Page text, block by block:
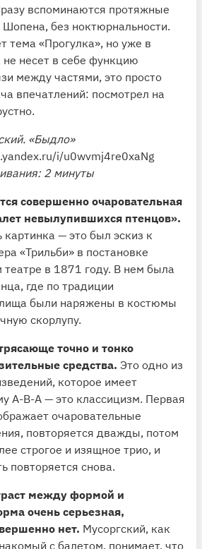
вспоминаются протяжные
Шопена, без ноктюрнальности.
тема «Прогулка», но уже в
несет в себе функцию
между частями, это просто
впечатлений: посмотрел на
«Быдло»
i/u0wvmj4re0xaNg
2 минуты
совершенно очаровательная
невылупившихся птенцов».
картинка — это был эскиз к
«Трильби» в постановке
в 1871 году. В нем была
где по традиции
были наряжены в костюмы
скорлупу.
точно и тонко
средства. Это одно из
которое имеет
A-B-A — это классицизм. Первая
очаровательные
повторяется дважды, потом
строгое и изящное трио, и
повторяется снова.
между формой и
очень серьезная,
нет. Мусоргский, как
с балетом, понимает, что